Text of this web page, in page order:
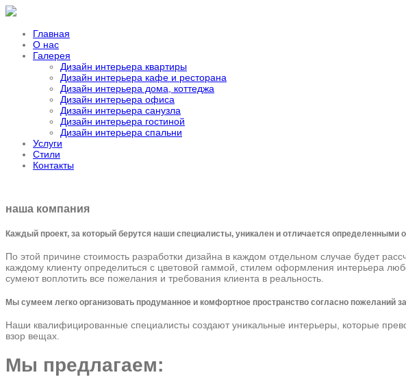
Главная
О нас
Галерея
Дизайн интерьера квартиры
Дизайн интерьера кафе и ресторана
Дизайн интерьера дома, коттеджа
Дизайн интерьера офиса
Дизайн интерьера санузла
Дизайн интерьера гостиной
Дизайн интерьера спальни
Услуги
Стили
Контакты
наша компания
Каждый проект, за который берутся наши специалисты, уникален и отличается определенными
По этой причине стоимость разработки дизайна в каждом отдельном случае будет
каждому клиенту определиться с цветовой гаммой, стилем оформления интерьера
сумеют воплотить все пожелания и требования клиента в реальность.
Мы сумеем легко организовать продуманное и комфортное пространство согласно пожеланий
Наши квалифицированные специалисты создают уникальные интерьеры, которые
взор вещах.
Мы предлагаем: